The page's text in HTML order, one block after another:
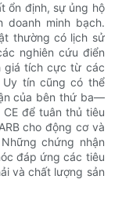
ổn định, sự ủng hộ
doanh minh bạch.
thường có lịch sử
nghiên cứu điển
giá tích cực từ các
tín cũng có thể
của bên thứ ba—
để tuân thủ tiêu
cho động cơ và
chứng nhận
đáp ứng các tiêu
và chất lượng sản